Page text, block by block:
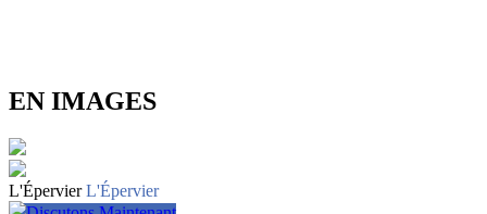
EN IMAGES
L'Épervier L'Épervier